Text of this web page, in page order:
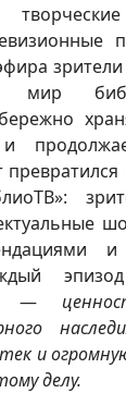
зрители
мир
и
—
и
делу.